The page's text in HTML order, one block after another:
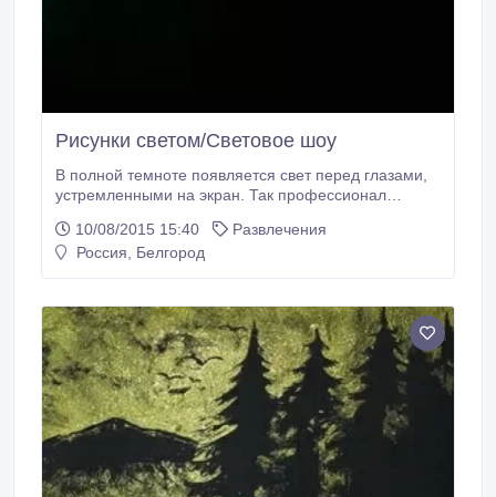
Рисунки светом/Световое шоу
В полной темноте появляется свет перед глазами,
устремленными на экран. Так профессионал
воссоздавать заказанную вами историю, образ,
логотип... любую фантазию. Переплетение мягких
поистине для самых притязательных зрителей.
10/08/2015 15:40
Развлечения
Россия, Белгород